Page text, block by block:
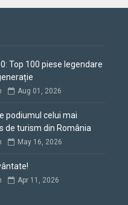
Top 100 piese legendare
Aug 01, 2026
podiumul celui mai
de turism din România
May 16, 2026
Apr 11, 2026